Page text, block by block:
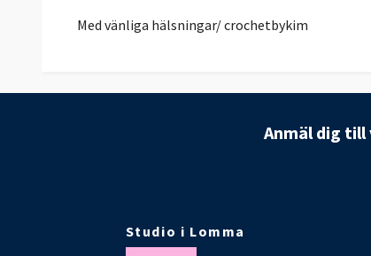
Med vänliga hälsningar/ crochetbykim
Anmäl dig
Studio i Lomma